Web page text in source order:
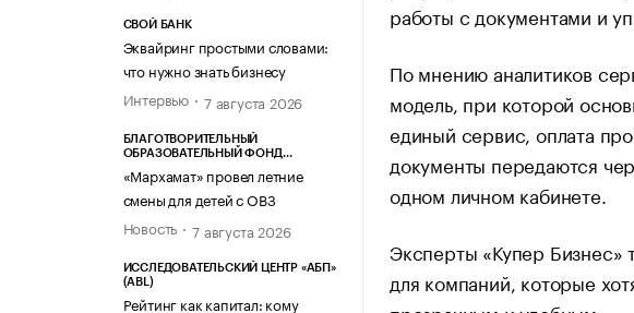
СВОЙ БАНК
Эквайринг простыми словами:
что нужно знать бизнесу
Интервью
7 августа 2026
БЛАГОТВОРИТЕЛЬНЫЙ
ОБРАЗОВАТЕЛЬНЫЙ ФОНД
«Мархамат» провел летние
смены для детей с ОВЗ
Новость
7 августа 2026
ИССЛЕДОВАТЕЛЬСКИЙ ЦЕНТР «АБП»
(ABL)
Рейтинг как капитал: кому
работы с документами и
По мнению аналитиков
модель, при которой
единый сервис, оплата
документы передаются
одном личном кабинете.
Эксперты «Купер Бизнес»
для компаний, которые